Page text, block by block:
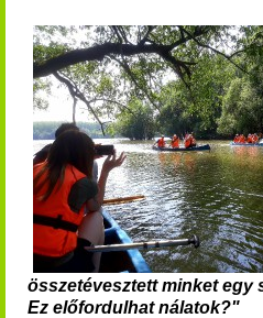
összetévesztett minket egy
Ez előfordulhat nálatok?"